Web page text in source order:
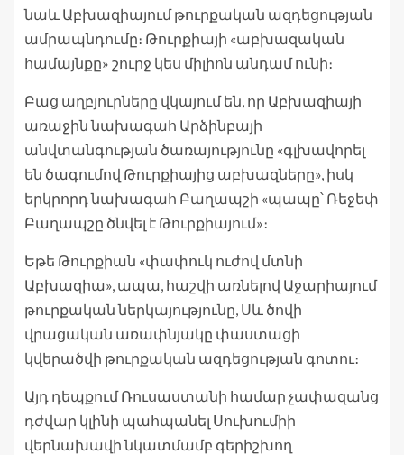
նաև Աբխազիայում թուրքական ազդեցության
ամրապնդումը։ Թուրքիայի «աբխազական
համայնքը» շուրջ կես միլիոն անդամ ունի։
Բաց աղբյուրները վկայում են, որ Աբխազիայի
առաջին նախագահ Արձինբայի
անվտանգության ծառայությունը «գլխավորել
են ծագումով Թուրքիայից աբխազները», իսկ
երկրորդ նախագահ Բաղապշի «պապը՝ Ռեջեփ
Բաղապշը ծնվել է Թուրքիայում»։
Եթե Թուրքիան «փափուկ ուժով մտնի
Աբխազիա», ապա, հաշվի առնելով Աջարիայում
թուրքական ներկայությունը, Սև ծովի
վրացական առափնյակը փաստացի
կվերածվի թուրքական ազդեցության գոտու։
Այդ դեպքում Ռուսաստանի համար չափազանց
դժվար կլինի պահպանել Սուխումիի
վերնախավի նկատմամբ գերիշխող